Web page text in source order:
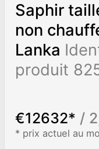
Saphir
non
Lanka
produit
€12632* /
* prix actuel au